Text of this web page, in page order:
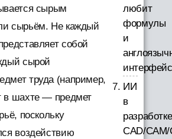
сырым
сырьём. Не каждый
собой
сырой
труда (например,
в шахте — предмет
поскольку
воздействию
любит
формулы
и
ИИ
в
разработке
CAD/